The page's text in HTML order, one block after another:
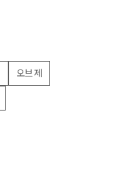
오브제